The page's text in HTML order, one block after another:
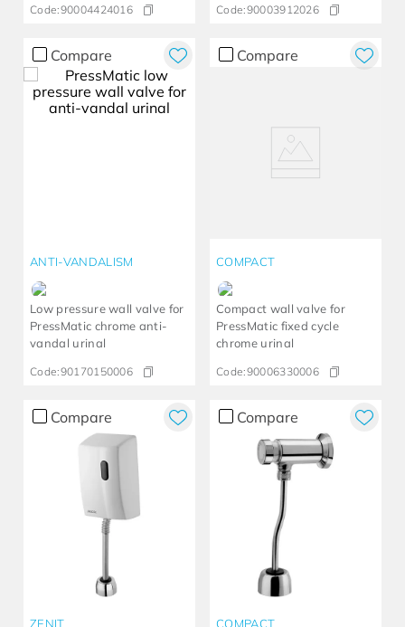
Code:90004424016 Code:90003912026
Compare
ANTI-VANDALISM
Low pressure wall valve for
PressMatic chrome anti-
vandal urinal
Code:90170150006
Compare
COMPACT
Compact wall valve for
PressMatic fixed cycle
chrome urinal
Code:90006330006
Compare
ZENIT
Compare
COMPACT